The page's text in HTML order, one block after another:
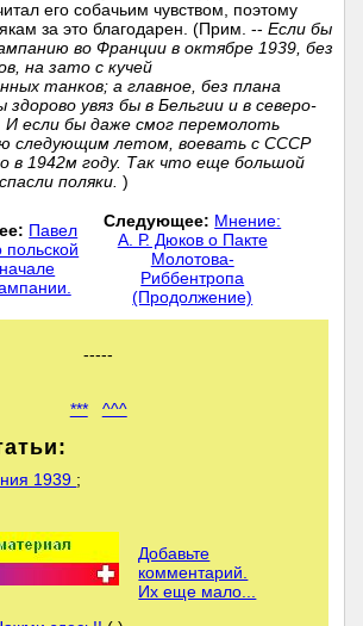
его собачьим чувством, поэтому
за это благодарен. (Прим. --Если бы
во Франции в октябре 1939, без
на зато с кучей
танков; а главное, без плана
увяз бы в Бельгии и в северо-
И если бы даже смог перемолоть
следующим летом, воевать с СССР
в 1942м году. Так что еще большой
поляки. )
Павел
польской
Следующее: Мнение:
А. Р. Дюков о Пакте
Молотова-
Риббентропа
(Продолжение)
-----
*** ^^^
1939 ;
Добавьте
комментарий.
Их еще мало...